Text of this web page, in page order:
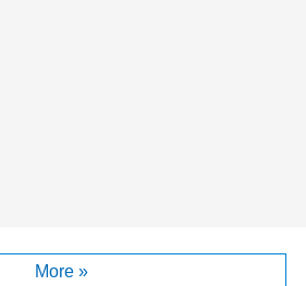
More »